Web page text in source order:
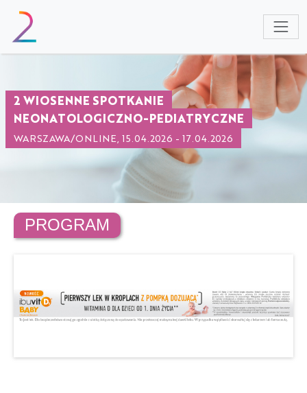
2 WIOSENNE SPOTKANIE
NEONATOLOGICZNO-PEDIATRYCZNE
WARSZAWA/ONLINE, 15.04.2026 - 17.04.2026
PROGRAM